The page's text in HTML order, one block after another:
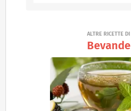
ALTRE RICETTE DI
Bevande